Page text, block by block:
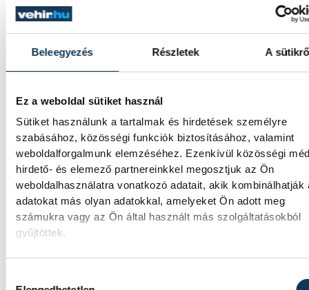
Beleegyezés Részletek A
Ez a weboldal sütiket használ
Sütiket használunk a tartalmak és hirdetések személyre
szabásához, közösségi funkciók biztosításához, valamint
weboldalforgalmunk elemzéséhez. Ezenkívül közösségi
hirdető- és elemező partnereinkkel megosztjuk az Ön
weboldalhasználatra vonatkozó adatait, akik kombinálhatják
adatokat más olyan adatokkal, amelyeket Ön adott meg
számukra vagy az Ön által használt más szolgáltatásokból
gyűjtöttek.
Késéltánc a Dunán: Mi
történik, ha leáll Paks?
Mártha Imre, az MVM Zrt. egykori
interjújában vázolta fel a Paksi Atomerőmű
előtt álló példátlan technológiai
szakember, aki korábban éveken át felelt a
hazai energetikai fejlesztésekért és a paksi
blokkok működéséért, arra figyelmeztet:
erőmű olyan üzemállapotban van, amelyre
eredetileg nem tervezték.
A Tisza-frakció
kezdeményezte, hogy jövő